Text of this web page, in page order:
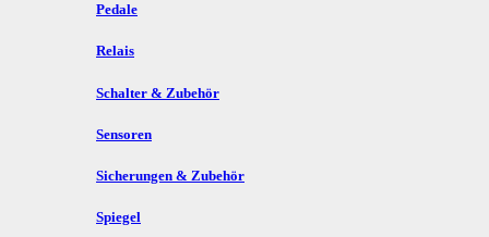
Pedale
Relais
Schalter & Zubehör
Sensoren
Sicherungen & Zubehör
Spiegel